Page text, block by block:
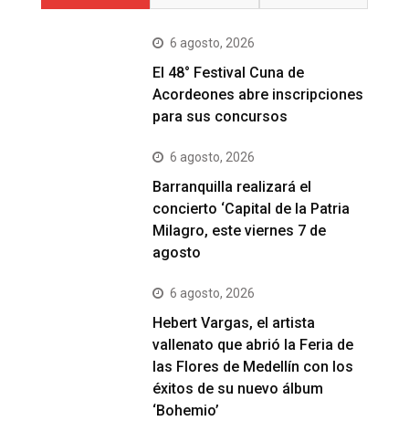
6 agosto, 2026
El 48° Festival Cuna de
Acordeones abre inscripciones
para sus concursos
6 agosto, 2026
Barranquilla realizará el
concierto ‘Capital de la Patria
Milagro, este viernes 7 de
agosto
6 agosto, 2026
Hebert Vargas, el artista
vallenato que abrió la Feria de
las Flores de Medellín con los
éxitos de su nuevo álbum
‘Bohemio’